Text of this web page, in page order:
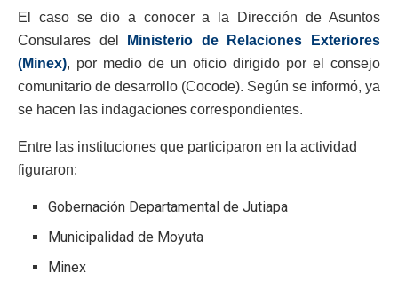
El caso se dio a conocer a la Dirección de Asuntos
Consulares del
Ministerio de Relaciones Exteriores
(Minex), por medio de un oficio dirigido por el consejo
comunitario de desarrollo (Cocode). Según se informó, ya
se hacen las indagaciones correspondientes.
Entre las instituciones que participaron en la actividad
figuraron:
Gobernación Departamental de Jutiapa
Municipalidad de Moyuta
Minex